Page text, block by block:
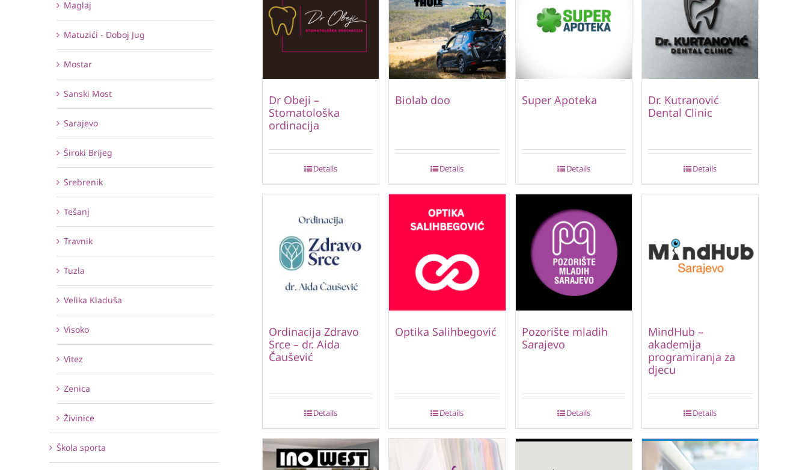
Dr Obeji –
Stomatološka
ordinacija
Details
Biolab doo
Details
Super Apoteka
Details
Dr. Kutranović
Dental Clinic
Details
Ordinacija Zdravo
Srce – dr. Aida
Čaušević
Details
Optika Salihbegović
Details
Pozorište mladih
Sarajevo
Details
MindHub –
akademija
programiranja za
djecu
Details
Maglaj
Matuzići - Doboj Jug
Mostar
Sanski Most
Sarajevo
Široki Brijeg
Srebrenik
Tešanj
Travnik
Tuzla
Velika Kladuša
Visoko
Vitez
Zenica
Živinice
Škola sporta